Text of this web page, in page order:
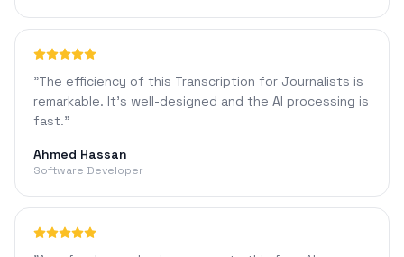
"The efficiency of this Transcription for Journalists is
remarkable. It's well-designed and the AI processing is
fast."
Ahmed Hassan
Software Developer